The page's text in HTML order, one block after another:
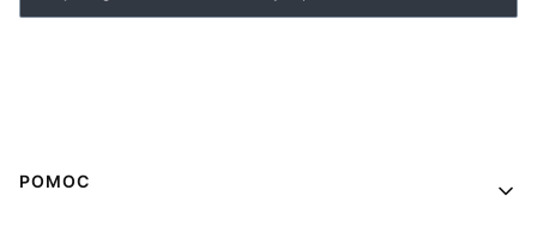
Linki w stopce
POMOC